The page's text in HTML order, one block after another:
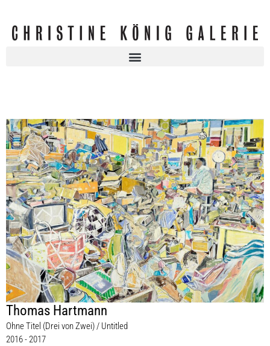
Thomas Hartmann
Ohne Titel (Drei von Zwei) / Untitled
2016 - 2017